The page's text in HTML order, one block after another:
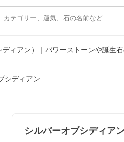
ィアン）｜パワーストーンや誕生
シディアン
シルバーオブシディア